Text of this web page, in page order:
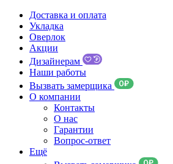
Доставка и оплата
Укладка
Оверлок
Акции
Дизайнерам
Наши работы
Вызвать замерщика
О компании
Контакты
О нас
Гарантии
Вопрос-ответ
Ещё